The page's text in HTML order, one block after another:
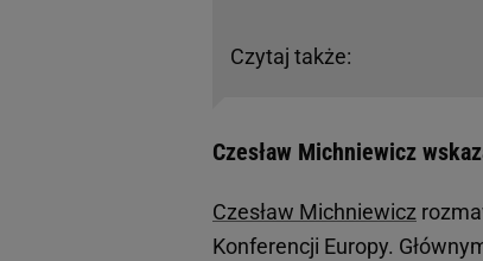
Czytaj także:
Czesław Michniewicz
Czesław Michniewicz
Konferencji Europy.